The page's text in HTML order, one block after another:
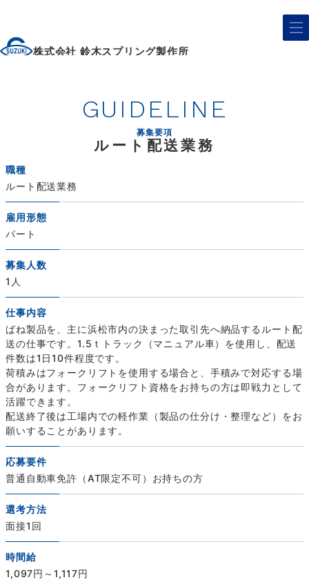
株式会社 鈴木スプリング製作所
GUIDELINE
募集要項
ルート配送業務
職種
ルート配送業務
雇用形態
パート
募集人数
1人
仕事内容
ばね製品を、主に浜松市内の決まった取引先へ納品するルート配
送の仕事です。1.5ｔトラック（マニュアル車）を使用し、配送
件数は1日10件程度です。
荷積みはフォークリフトを使用する場合と、手積みで対応する場
合があります。フォークリフト資格をお持ちの方は即戦力として
活躍できます。
配送終了後は工場内での軽作業（製品の仕分け・整理など）をお
願いすることがあります。
応募要件
普通自動車免許（AT限定不可）お持ちの方
選考方法
面接1回
時間給
1,097円～1,117円